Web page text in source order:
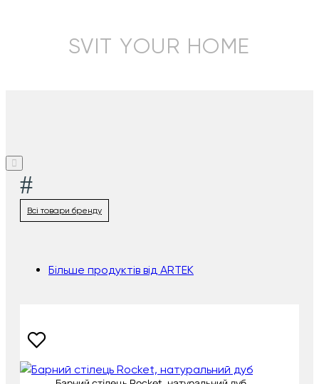
SVIT YOUR HOME
#
Всі товари бренду
Більше продуктів від ARTEK